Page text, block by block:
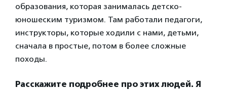
образования, которая занималась детско-
юношеским туризмом. Там работали педагоги,
инструкторы, которые ходили с нами, детьми,
сначала в простые, потом в более сложные
походы.
Расскажите подробнее про этих людей. Я